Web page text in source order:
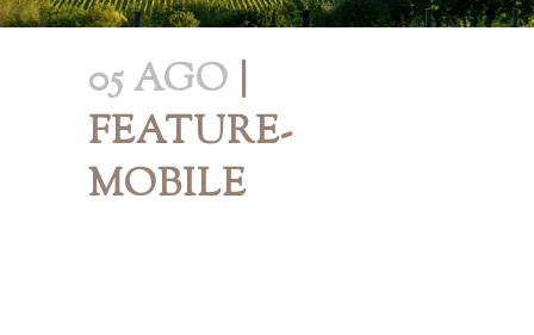
05 AGO |
FEATURE-
MOBILE